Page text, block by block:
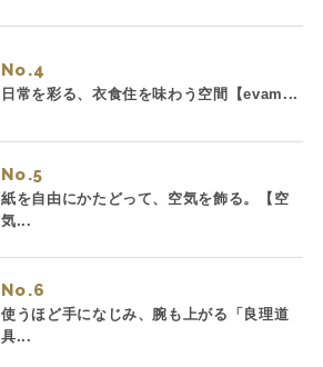
No.
日常を彩る、衣食住を味わう空間【evam...
No.
紙を自由にかたどって、空気を飾る。【空
気...
No.
使うほど手になじみ、腕も上がる「良理道
具...